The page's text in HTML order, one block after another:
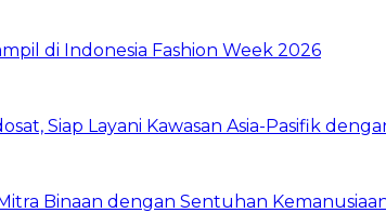
di Indonesia Fashion Week 2026
Siap Layani Kawasan Asia-Pasifik
Binaan dengan Sentuhan